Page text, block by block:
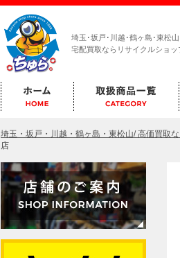
埼玉･坂戸･川越･鶴ヶ島･東松
宅配買取ならリサイクルショッ
埼玉・坂戸・川越・鶴ヶ島・東松山/ 高価買取
店